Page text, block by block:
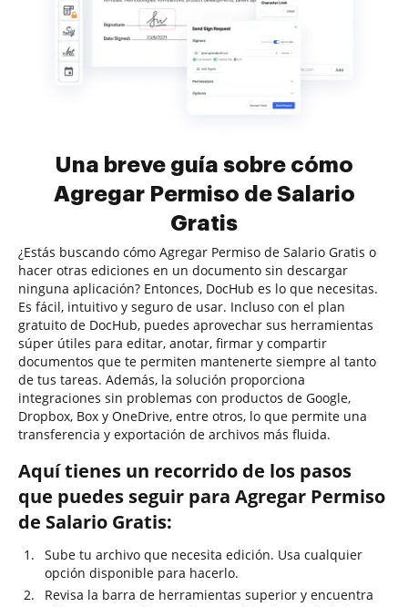
Una breve guía sobre cómo
Agregar Permiso de Salario
Gratis
¿Estás buscando cómo Agregar Permiso de Salario Gratis o
hacer otras ediciones en un documento sin descargar
ninguna aplicación? Entonces, DocHub es lo que necesitas.
Es fácil, intuitivo y seguro de usar. Incluso con el plan
gratuito de DocHub, puedes aprovechar sus herramientas
súper útiles para editar, anotar, firmar y compartir
documentos que te permiten mantenerte siempre al tanto
de tus tareas. Además, la solución proporciona
integraciones sin problemas con productos de Google,
Dropbox, Box y OneDrive, entre otros, lo que permite una
transferencia y exportación de archivos más fluida.
Aquí tienes un recorrido de los pasos
que puedes seguir para Agregar Permiso
de Salario Gratis:
Sube tu archivo que necesita edición. Usa cualquier
opción disponible para hacerlo.
Revisa la barra de herramientas superior y encuentra